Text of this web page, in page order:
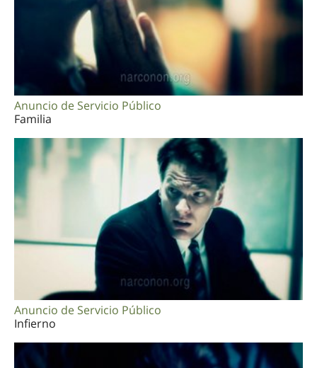
Anuncio de Servicio Público
Familia
Anuncio de Servicio Público
Infierno